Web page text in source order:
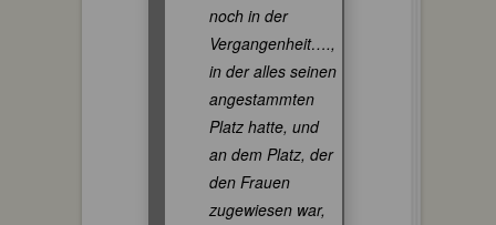
noch in der
Vergangenheit….,
in der alles seinen
angestammten
Platz hatte, und
an dem Platz, der
den Frauen
zugewiesen war,